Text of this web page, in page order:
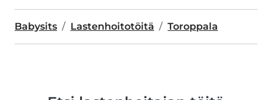
Babysits Lastenhoitotöitä Toroppala